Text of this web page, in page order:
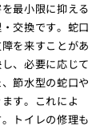
最小限に抑える
交換です。蛇口
を来すことがあ
、必要に応じて
節水型の蛇口や
す。これによ
トイレの修理も